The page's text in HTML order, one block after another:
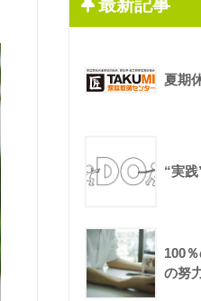
夏期
“実践
100
の努